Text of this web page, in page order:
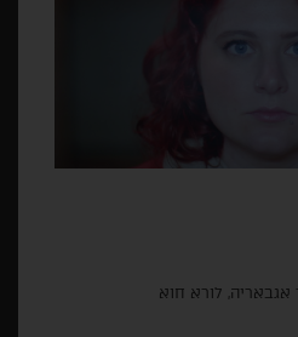
לורא חוא